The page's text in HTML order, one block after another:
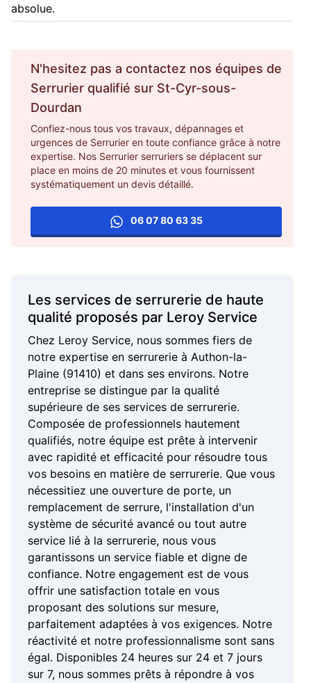
absolue.
N'hesitez pas a contactez nos équipes de
Serrurier qualifié sur St-Cyr-sous-
Dourdan
Confiez-nous tous vos travaux, dépannages et
urgences de Serrurier en toute confiance grâce à notre
expertise. Nos Serrurier serruriers se déplacent sur
place en moins de 20 minutes et vous fournissent
systématiquement un devis détaillé.
06 07 80 63 35
Les services de serrurerie de haute
qualité proposés par Leroy Service
Chez Leroy Service, nous sommes fiers de
notre expertise en serrurerie à Authon-la-
Plaine (91410) et dans ses environs. Notre
entreprise se distingue par la qualité
supérieure de ses services de serrurerie.
Composée de professionnels hautement
qualifiés, notre équipe est prête à intervenir
avec rapidité et efficacité pour résoudre tous
vos besoins en matière de serrurerie. Que vous
nécessitiez une ouverture de porte, un
remplacement de serrure, l'installation d'un
système de sécurité avancé ou tout autre
service lié à la serrurerie, nous vous
garantissons un service fiable et digne de
confiance. Notre engagement est de vous
offrir une satisfaction totale en vous
proposant des solutions sur mesure,
parfaitement adaptées à vos exigences. Notre
réactivité et notre professionnalisme sont sans
égal. Disponibles 24 heures sur 24 et 7 jours
sur 7, nous sommes prêts à répondre à vos